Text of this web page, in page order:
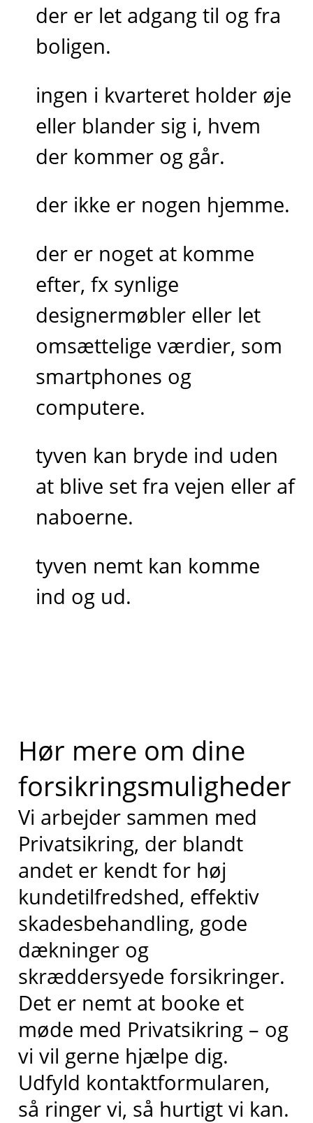
der er let adgang til og fra
boligen.
ingen i kvarteret holder øje
eller blander sig i, hvem
der kommer og går.
der ikke er nogen hjemme.
der er noget at komme
efter, fx synlige
designermøbler eller let
omsættelige værdier, som
smartphones og
computere.
tyven kan bryde ind uden
at blive set fra vejen eller af
naboerne.
tyven nemt kan komme
ind og ud.
Hør mere om dine
forsikringsmuligheder
Vi arbejder sammen med
Privatsikring, der blandt
andet er kendt for høj
kundetilfredshed, effektiv
skadesbehandling, gode
dækninger og
skræddersyede forsikringer.
Det er nemt at booke et
møde med Privatsikring – og
vi vil gerne hjælpe dig.
Udfyld kontaktformularen,
så ringer vi, så hurtigt vi kan.